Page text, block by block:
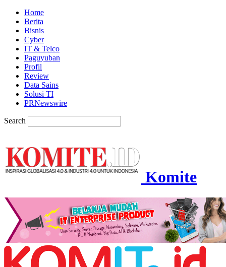
Home
Berita
Bisnis
Cyber
IT & Telco
Paguyuban
Profil
Review
Data Sains
Solusi TI
PRNewswire
Search
Komite